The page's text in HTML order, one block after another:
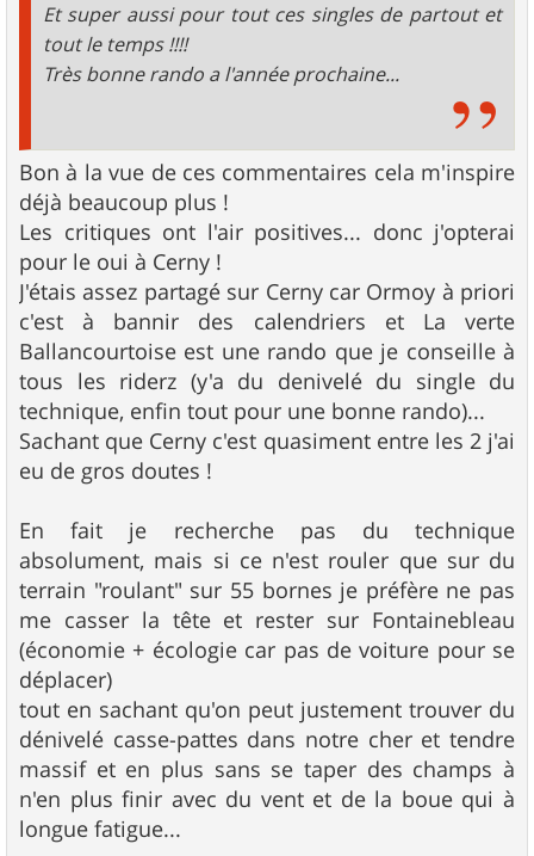
Et super aussi pour tout ces singles de partout et
tout le temps !!!!
Très bonne rando a l'année prochaine...
Bon à la vue de ces commentaires cela m'inspire
déjà beaucoup plus !
Les critiques ont l'air positives... donc j'opterai
pour le oui à Cerny !
J'étais assez partagé sur Cerny car Ormoy à priori
c'est à bannir des calendriers et La verte
Ballancourtoise est une rando que je conseille à
tous les riderz (y'a du denivelé du single du
technique, enfin tout pour une bonne rando)...
Sachant que Cerny c'est quasiment entre les 2 j'ai
eu de gros doutes !
En fait je recherche pas du technique
absolument, mais si ce n'est rouler que sur du
terrain "roulant" sur 55 bornes je préfère ne pas
me casser la tête et rester sur Fontainebleau
(économie + écologie car pas de voiture pour se
déplacer)
tout en sachant qu'on peut justement trouver du
dénivelé casse-pattes dans notre cher et tendre
massif et en plus sans se taper des champs à
n'en plus finir avec du vent et de la boue qui à
longue fatigue...